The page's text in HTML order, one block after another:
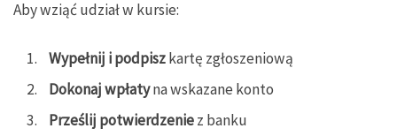
Aby wziąć udział w kursie:
Wypełnij i podpiszkartę zgłoszeniową
Dokonaj wpłatyna wskazane konto
Prześlij potwierdzeniez banku